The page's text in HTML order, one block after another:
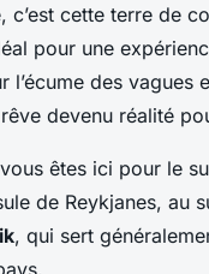
c’est cette terre de
pour une
l’écume des vagues
rêve devenu réalité
êtes ici pour le
de Reykjanes, au
, qui sert